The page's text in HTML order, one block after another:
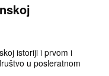
istoriji i prvom i
u posleratnom